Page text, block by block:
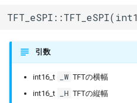
テキスト横幅取得
テキスト横幅取得(String)
textWidth()
引数
int16_t _W TFTの横幅
int16_t
_H TFTの縦幅